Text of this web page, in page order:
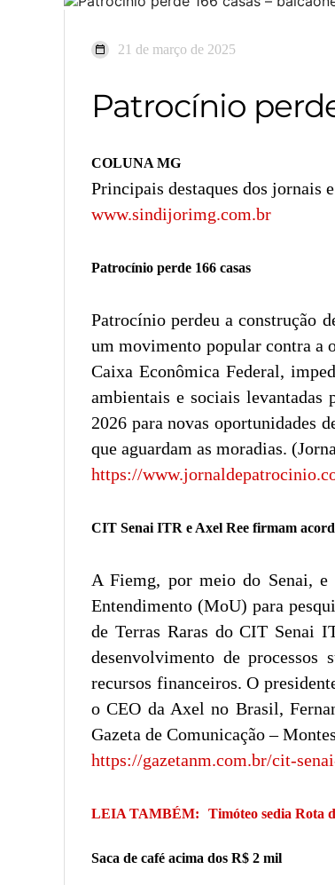
21 de março de 2025
Patrocínio
COLUNA MG
Principais destaques dos jornais
www.sindijorimg.com.br
Patrocínio perde 166 casas
Patrocínio perdeu a construção
um movimento popular contra a
Caixa Econômica Federal,
ambientais e sociais
2026 para novas oportunidades
que aguardam as moradias.
https://
CIT Senai ITR e Axel Ree firmam
A Fiemg, por meio do Senai, e
Entendimento (MoU) para
de Terras Raras do CIT Senai
desenvolvimento de processos
recursos financeiros. O
o CEO da Axel no Brasil,
Gazeta de Comunicação –
https://gazetanm.com.br/cit-
LEIA TAMBÉM: Timóteo sedia Rota
Saca de café acima dos R$ 2 mil